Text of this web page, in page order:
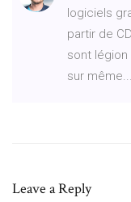
logiciels
partir de
sont
sur même...
Leave a Reply